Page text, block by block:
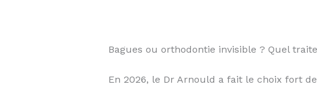
Bagues ou orthodontie invisible ? Quel
En 2026, le Dr Arnould a fait le choix fort